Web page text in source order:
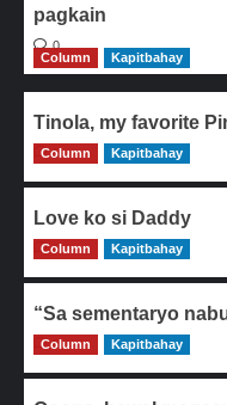
pagkain
0
Column
Kapitbahay
Tinola, my favorite
0
Column Kapitbahay
Love ko si Daddy
0
Column Kapitbahay
“Sa sementaryo
0
Column Kapitbahay